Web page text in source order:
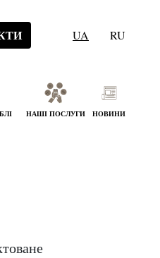
UA RU
НАШІ ПОСЛУГИ НОВИНИ